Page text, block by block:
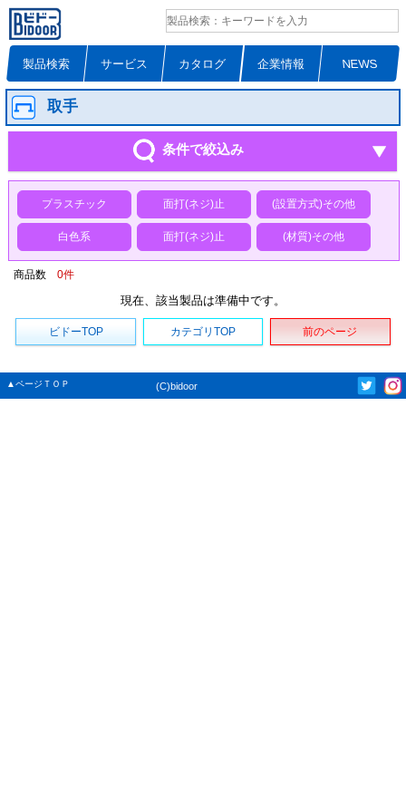
製品検索 サービス カタログ 企業情報 NEWS
取手
条件で絞込み
プラスチック 面打(ネジ)止 (設置方式)その他
白色系 面打(ネジ)止 (材質)その他
商品数 0件
現在、該当製品は準備中です。
ビドーTOP カテゴリTOP 前のページ
▲ページＴＯＰ (C)bidoor